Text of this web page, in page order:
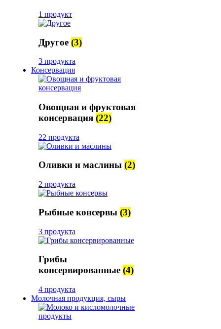
1 продукт
Другое (3)
3 продукта
Консервация
Овощная и фруктовая
консервация (22)
22 продукта
Оливки и маслины (2)
2 продукта
Рыбные консервы (3)
3 продукта
Грибы
консервированные (4)
4 продукта
Молочная продукция, сыры